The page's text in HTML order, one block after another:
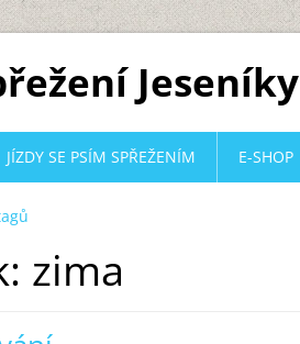
Jeseníky
zima
JÍZDY SE PSÍM SPŘEŽENÍM E-SHOP